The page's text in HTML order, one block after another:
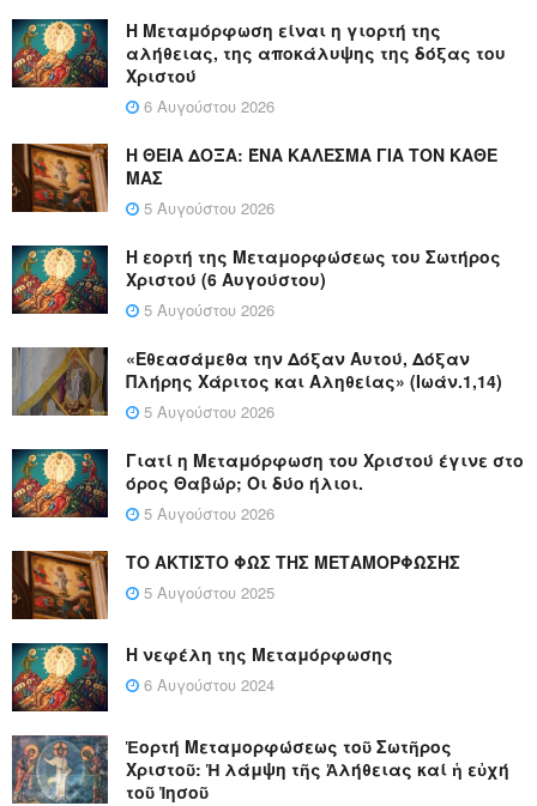
Η Μεταμόρφωση είναι η γιορτή της
αλήθειας, της αποκάλυψης της δόξας του
Χριστού
6 Αυγούστου 2026
Η ΘΕΙΑ ΔΟΞΑ: ΈΝΑ ΚΑΛΕΣΜΑ ΓΙΑ ΤΟΝ ΚΑΘΕ
ΜΑΣ
5 Αυγούστου 2026
Η εορτή της Μεταμορφώσεως του Σωτήρος
Χριστού (6 Αυγούστου)
5 Αυγούστου 2026
«Εθεασάμεθα την Δόξαν Αυτού, Δόξαν
Πλήρης Χάριτος και Αληθείας» (Ιωάν.1,14)
5 Αυγούστου 2026
Γιατί η Μεταμόρφωση του Χριστού έγινε στο
όρος Θαβώρ; Οι δύο ήλιοι.
5 Αυγούστου 2026
ΤΟ ΑΚΤΙΣΤΟ ΦΩΣ ΤΗΣ ΜΕΤΑΜΟΡΦΩΣΗΣ
5 Αυγούστου 2025
Η νεφέλη της Μεταμόρφωσης
6 Αυγούστου 2024
Ἑορτή Μεταμορφώσεως τοῦ Σωτῆρος
Χριστοῦ: Ἡ λάμψη τῆς Ἀλήθειας καί ἡ εὐχή
τοῦ Ἰησοῦ